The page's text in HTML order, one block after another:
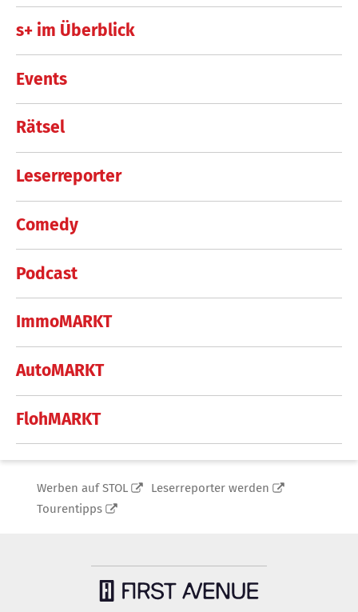
s+ im Überblick
Events
Rätsel
Leserreporter
Comedy
Podcast
ImmoMARKT
AutoMARKT
FlohMARKT
Werben auf STOL
Leserreporter werden
Tourentipps